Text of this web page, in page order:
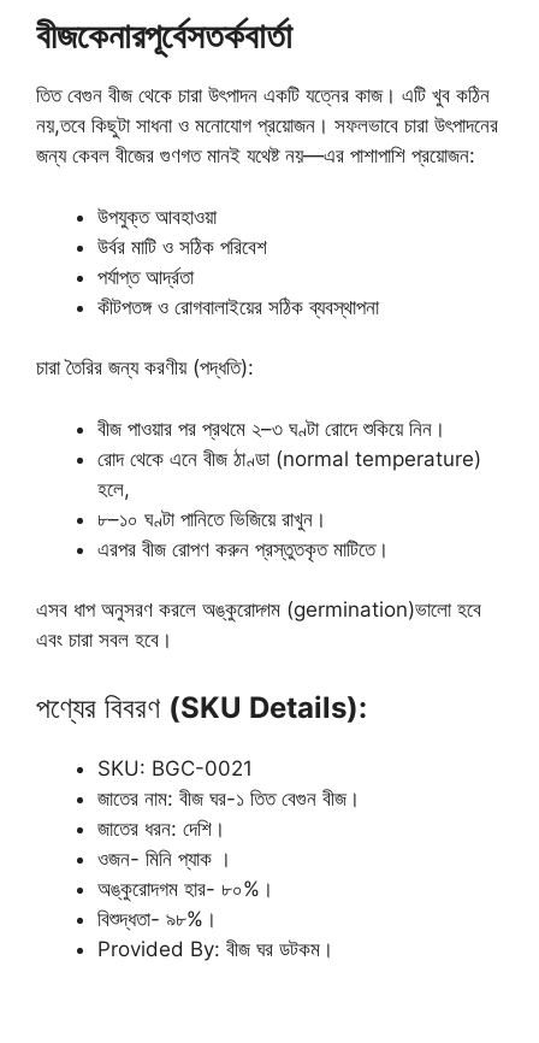
বীজকেনারপূর্বেসতর্কবার্তা
তিত বেগুন বীজ থেকে চারা উৎপাদন একটি যত্নের কাজ। এটি খুব কঠিন
নয়,তবে কিছুটা সাধনা ও মনোযোগ প্রয়োজন। সফলভাবে চারা উৎপাদনের
জন্য কেবল বীজের গুণগত মানই যথেষ্ট নয়—এর পাশাপাশি প্রয়োজন:
উপযুক্ত আবহাওয়া
উর্বর মাটি ও সঠিক পরিবেশ
পর্যাপ্ত আর্দ্রতা
কীটপতঙ্গ ও রোগবালাইয়ের সঠিক ব্যবস্থাপনা
চারা তৈরির জন্য করণীয়(পদ্ধতি):
বীজ পাওয়ার পর প্রথমে ২–৩ ঘণ্টা রোদে শুকিয়ে নিন।
রোদ থেকে এনে বীজ ঠাণ্ডা(normal temperature)
হলে,
৮–১০ ঘণ্টা পানিতে ভিজিয়ে রাখুন।
এরপর বীজ রোপণ করুন প্রস্তুতকৃত মাটিতে।
এসব ধাপ অনুসরণ করলে অঙ্কুরোদ্গম (germination)ভালো হবে
এবং চারা সবল হবে।
পণ্যের বিবরণ (SKU Details):
SKU: BGC-0021
জাতের নাম: বীজ ঘর-১ তিত বেগুন বীজ।
জাতের ধরন: দেশি।
ওজন- মিনি প্যাক ।
অঙ্কুরোদগম হার- ৮০%।
বিশুদ্ধতা- ৯৮%।
Provided By: বীজ ঘর ডটকম।